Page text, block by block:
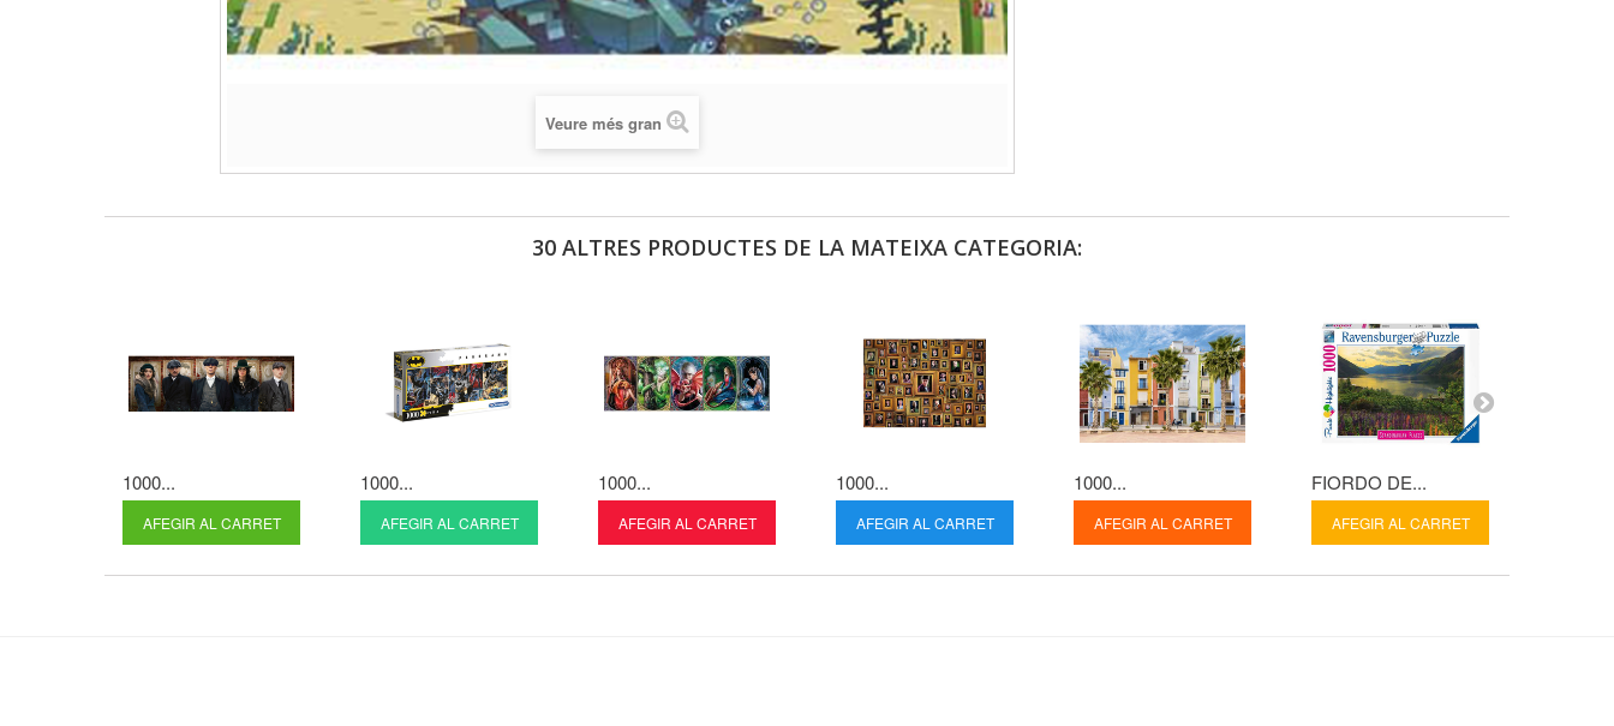
Veure més gran
30 ALTRES PRODUCTES DE LA MATEIXA CATEGORIA:
1000...
AFEGIR AL CARRET
1000...
AFEGIR AL CARRET
1000...
AFEGIR AL CARRET
1000...
AFEGIR AL CARRET
1000...
AFEGIR AL CARRET
FIORDO DE...
AFEGIR AL CARRET